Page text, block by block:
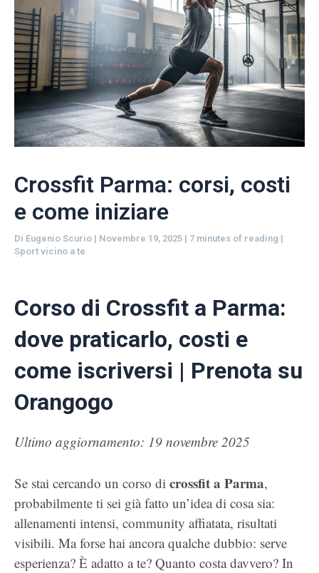
Crossfit Parma: corsi, costi
e come iniziare
Di Eugenio Scurio | Novembre 19, 2025 | 7 minutes of reading |
Sport vicino a te
Corso di Crossfit a Parma:
dove praticarlo, costi e
come iscriversi | Prenota su
Orangogo
Ultimo aggiornamento: 19 novembre 2025
Se stai cercando un corso di crossfit a Parma,
probabilmente ti sei già fatto un’idea di cosa sia:
allenamenti intensi, community affiatata, risultati
visibili. Ma forse hai ancora qualche dubbio: serve
esperienza? È adatto a te? Quanto costa davvero? In